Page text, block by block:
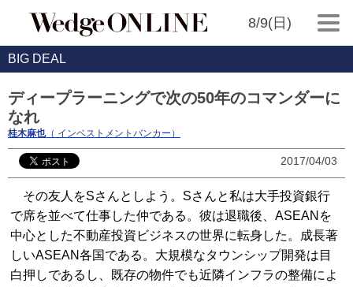
8/9(日)
BIG DEAL
ディープラーニングで次の50年のコマンダーに
なれ
桂木麻也（ インベストメントバンカー）
2017/04/03
その友人をSさんとしよう。Sさんと私は大手投資銀行
で席を並べて仕事した仲である。彼は退職後、ASEANを
中心とした不動産投資ビジネスの世界に転身した。成長著
しいASEAN各国である。大規模なタウンシップ開発は目
白押しであるし、既存の物件でも近隣インフラの整備によ